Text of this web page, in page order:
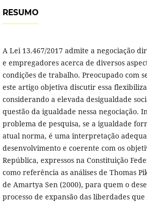
RESUMO
A Lei 13.467/2017 admite a negociação
e empregadores acerca de diversos
condições de trabalho. Preocupado com
este artigo objetiva discutir essa
considerando a elevada desigualdade
questão da igualdade nessa negociação.
problema de pesquisa, se a igualdade
atual norma, é uma interpretação
desenvolvimento e coerente com os
República, expressos na Constituição
como referência as análises de Thomas
de Amartya Sen (2000), para quem o
processo de expansão das liberdades que